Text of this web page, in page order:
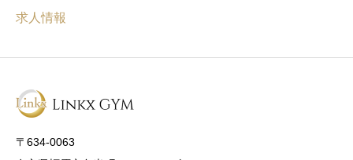
求人情報
〒634-0063